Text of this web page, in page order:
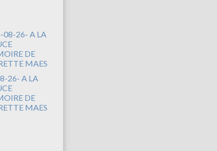
26- A LA
DE
MAES